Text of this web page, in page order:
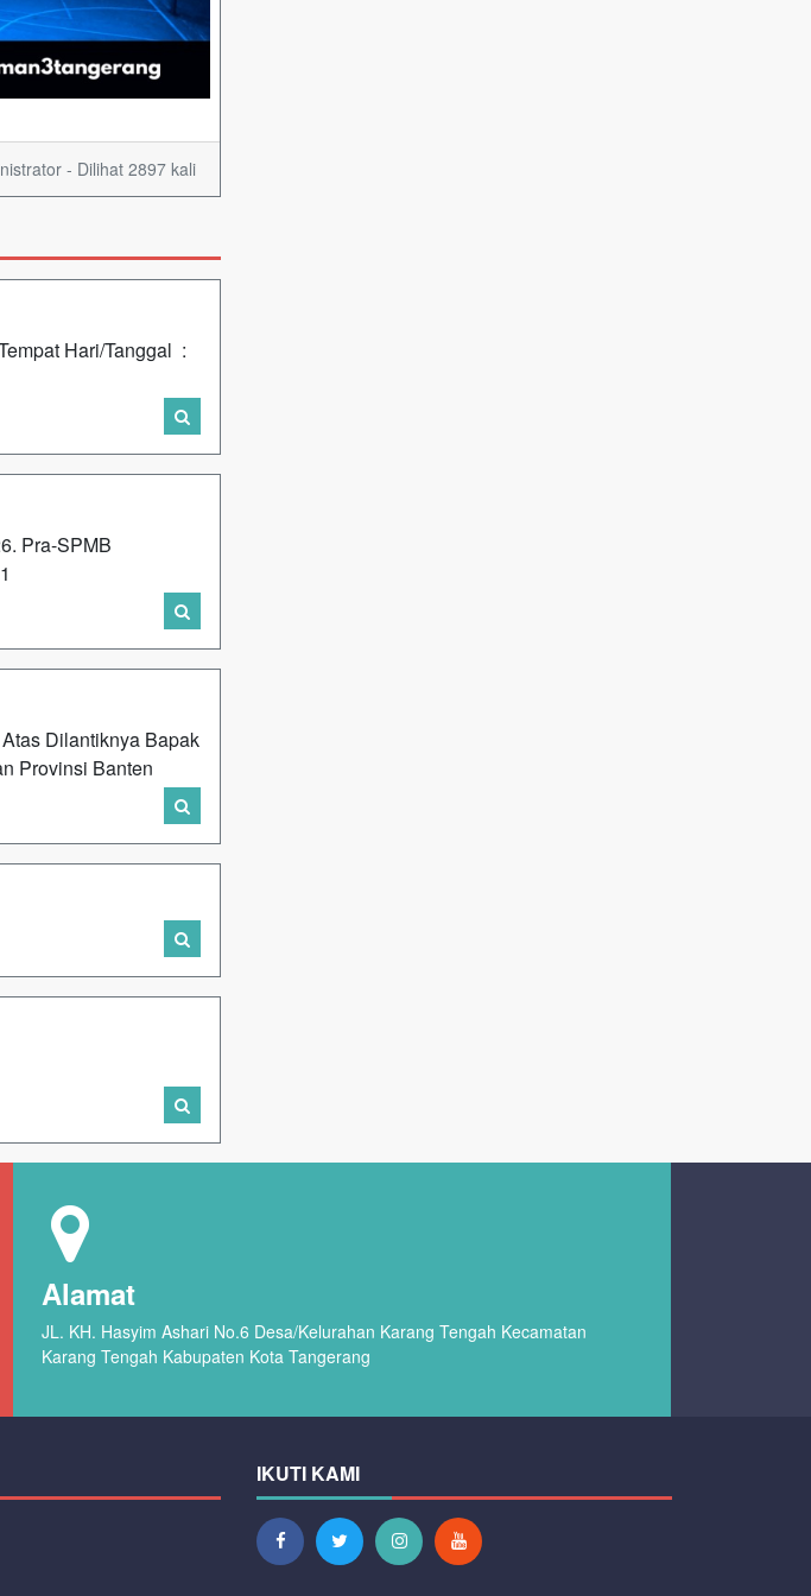
- Dilihat 2897 kali
Hari/Tanggal :
Pra-SPMB
Dilantiknya Bapak
Provinsi Banten
Alamat
JL. KH. Hasyim Ashari No.6 Desa/Kelurahan Karang Tengah Kecamatan
Karang Tengah Kabupaten Kota Tangerang
IKUTI KAMI